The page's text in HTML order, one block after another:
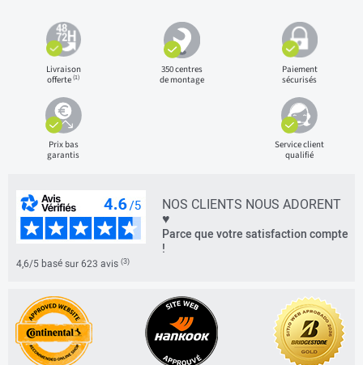
Livraison
offerte(1)
350 centres
de montage
Paiement
sécurisés
Prix bas
garantis
Service client
qualifié
NOS CLIENTS NOUS ADORENT
♥
Parce que votre satisfaction compte
!
4,6/5 basé sur 623 avis (3)